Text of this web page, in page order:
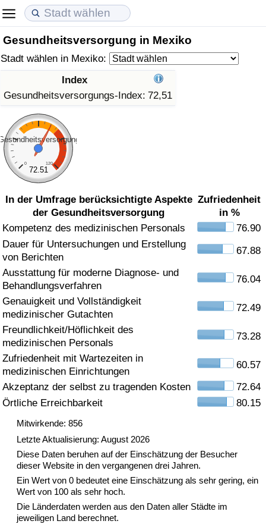
Gesundheitsversorgung in Mexiko
Stadt wählen in Mexiko:
Index
Gesundheitsversorgungs-Index: 72,51
0 120
72.51
In der Umfrage berücksichtigte Aspekte
der Gesundheitsversorgung
Zufriedenheit
in %
Kompetenz des medizinischen Personals
76.90
Dauer für Untersuchungen und Erstellung
von Berichten
67.88
Ausstattung für moderne Diagnose- und
Behandlungsverfahren
76.04
Genauigkeit und Vollständigkeit
medizinischer Gutachten
72.49
Freundlichkeit/Höflichkeit des
medizinischen Personals
73.28
Zufriedenheit mit Wartezeiten in
medizinischen Einrichtungen
60.57
Akzeptanz der selbst zu tragenden Kosten
72.64
Örtliche Erreichbarkeit
80.15
Mitwirkende: 856
Letzte Aktualisierung: August 2026
Diese Daten beruhen auf der Einschätzung der Besucher
dieser Website in den vergangenen drei Jahren.
Ein Wert von 0 bedeutet eine Einschätzung als sehr gering, ein
Wert von 100 als sehr hoch.
Die Länderdaten werden aus den Daten aller Städte im
jeweiligen Land berechnet.
Lebenshaltungskosten
Lebenshaltungskosten-Index (aktuell)
Lebenshaltungskosten-Index
Lebenshaltungskosten-Index nach Land
in Akaba
Immobilienpreise
Immobilienpreis-Index (aktuell)
Immobilienpreis-Index
Immobilienpreis-Index nach Land
Lebensqualität
Lebensqualität-Index
Lebensqualität-Index (aktuell)
Lebensqualitätsindex nach Land
Kriminalität
Kriminalitäts-Index (aktuell)
Kriminalitäts-Index
Kriminalitätsindex nach Land
Gesundheitsversorgung
Gesundheitsversorgungs-Index (aktuell)
Gesundheitsversorgungs-Index
Gesundheitsversorgungs-Index nach Land
Umweltverschmutzung
Umweltverschmutzungs-Index (aktuell)
Verschmutzungsindex